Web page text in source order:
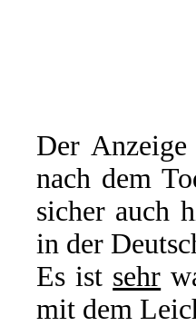
Der
nach dem
sicher auch
in der
Es ist sehr
mit dem